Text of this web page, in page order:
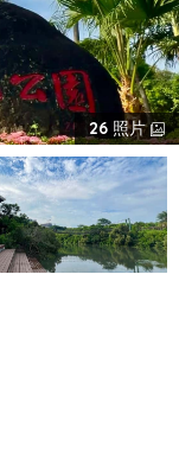
26 照片